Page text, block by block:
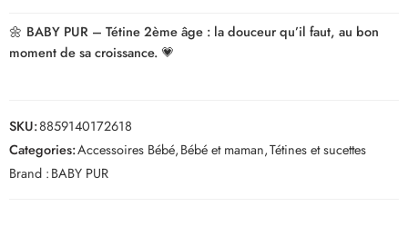
🌼 BABY PUR – Tétine 2ème âge : la douceur qu’il faut, au bon
moment de sa croissance. 💗
SKU:8859140172618
Categories:Accessoires Bébé,Bébé et maman,Tétines et sucettes
Brand :BABY PUR